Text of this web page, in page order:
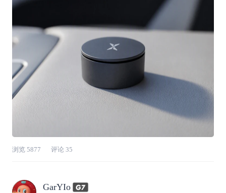
浏览 5877 评论 35
GarYIo